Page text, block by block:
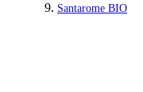
Santarome BIO